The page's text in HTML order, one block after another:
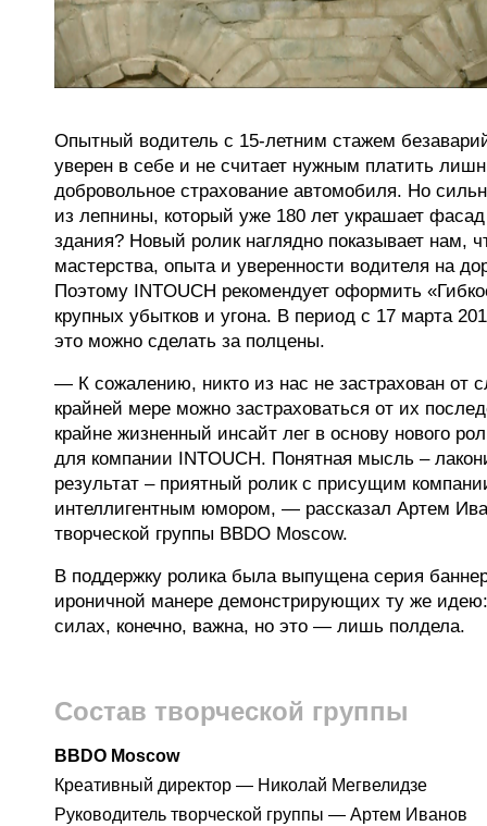
Опытный водитель с 15-летним стажем
уверен в себе и не считает нужным платить
добровольное страхование автомобиля. Но
из лепнины, который уже 180 лет украшает фасад
здания? Новый ролик наглядно показывает нам,
мастерства, опыта и уверенности водителя на
Поэтому INTOUCH рекомендует оформить
крупных убытков и угона. В период с 17 марта
это можно сделать за полцены.
— К сожалению, никто из нас не застрахован от
крайней мере можно застраховаться от их
крайне жизненный инсайт лег в основу нового
для компании INTOUCH. Понятная мысль –
результат – приятный ролик с присущим
интеллигентным юмором, ― рассказал Артем
творческой группы BBDO Moscow.
В поддержку ролика была выпущена серия
ироничной манере демонстрирующих ту же
силах, конечно, важна, но это — лишь полдела.
Состав творческой группы
BBDO Moscow
Креативный директор — Николай Мегвелидзе
Руководитель творческой группы — Артем Иванов